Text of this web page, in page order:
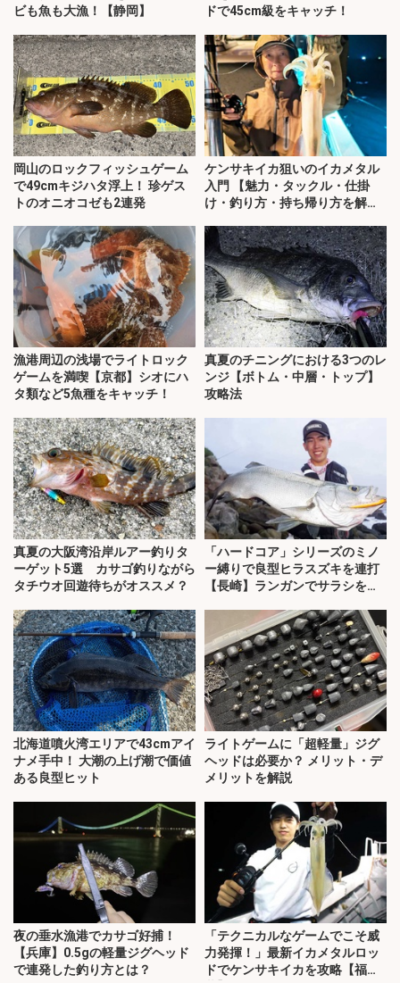
ビも魚も大漁！【静岡】
ドで45cm級をキャッチ！
岡山のロックフィッシュゲーム
で49cmキジハタ浮上！ 珍ゲス
トのオニオコゼも2連発
ケンサキイカ狙いのイカメタル
入門 【魅力・タックル・仕掛
け・釣り方・持ち帰り方を解
漁港周辺の浅場でライトロック
ゲームを満喫【京都】シオにハ
タ類など5魚種をキャッチ！
真夏のチニングにおける3つのレ
ンジ【ボトム・中層・トップ】
攻略法
真夏の大阪湾沿岸ルアー釣りタ
ーゲット5選 カサゴ釣りながら
タチウオ回遊待ちがオススメ？
「ハードコア」シリーズのミノ
ー縛りで良型ヒラスズキを連打
【長崎】ランガンでサラシを攻
北海道噴火湾エリアで43cmアイ
ナメ手中！ 大潮の上げ潮で価値
ある良型ヒット
ライトゲームに「超軽量」ジグ
ヘッドは必要か？ メリット・デ
メリットを解説
夜の垂水漁港でカサゴ好捕！
【兵庫】0.5gの軽量ジグヘッド
で連発した釣り方とは？
「テクニカルなゲームでこそ威
力発揮！」最新イカメタルロッ
ドでケンサキイカを攻略【福